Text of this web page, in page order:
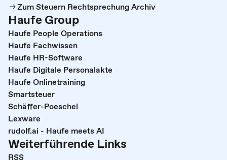
Zum Steuern Rechtsprechung Archiv
Haufe Group
Haufe People Operations
Haufe Fachwissen
Haufe HR-Software
Haufe Digitale Personalakte
Haufe Onlinetraining
Smartsteuer
Schäffer-Poeschel
Lexware
rudolf.ai - Haufe meets AI
Weiterführende Links
RSS